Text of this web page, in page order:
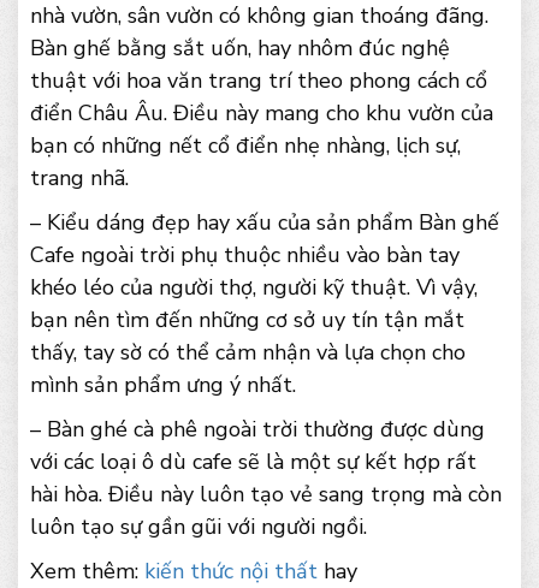
nhà vườn, sân vườn có không gian thoáng đãng.
Bàn ghế bằng sắt uốn, hay nhôm đúc nghệ
thuật với hoa văn trang trí theo phong cách cổ
điển Châu Âu. Điều này mang cho khu vườn của
bạn có những nết cổ điển nhẹ nhàng, lịch sự,
trang nhã.
– Kiểu dáng đẹp hay xấu của sản phẩm Bàn ghế
Cafe ngoài trời phụ thuộc nhiều vào bàn tay
khéo léo của người thợ, người kỹ thuật. Vì vậy,
bạn nên tìm đến những cơ sở uy tín tận mắt
thấy, tay sờ có thể cảm nhận và lựa chọn cho
mình sản phẩm ưng ý nhất.
– Bàn ghé cà phê ngoài trời thường được dùng
với các loại ô dù cafe sẽ là một sự kết hợp rất
hài hòa. Điều này luôn tạo vẻ sang trọng mà còn
luôn tạo sự gần gũi với người ngồi.
Xem thêm: kiến thức nội thất hay